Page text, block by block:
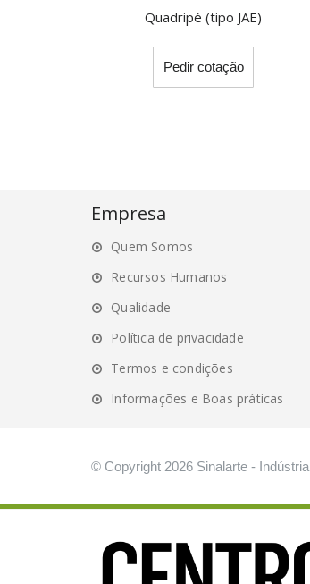
Quadripé (tipo JAE)
Pedir cotação
This
has
Empresa
Quem Somos
Recursos Humanos
Qualidade
Política de privacidade
Termos e condições
Informações e Boas práticas
© Copyright 2026 Sinalarte -